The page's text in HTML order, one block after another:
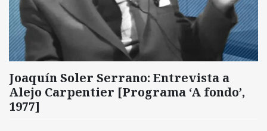
Joaquín Soler Serrano: Entrevista a
Alejo Carpentier [Programa ‘A fondo’,
1977]